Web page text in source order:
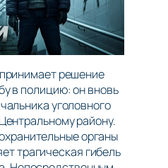
решение
в полицию: он вновь
уголовного
району.
органы
трагическая гибель